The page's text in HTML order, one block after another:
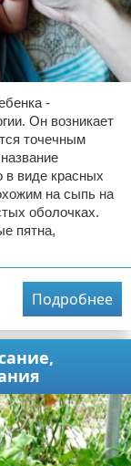
-
Он возникает
точечным
в виде красных
на сыпь на
оболочках.
пятна,
Подробнее